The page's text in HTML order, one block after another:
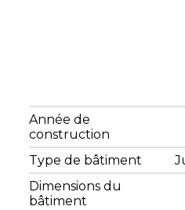
Année de
construction
Type de bâtiment
Dimensions du
bâtiment